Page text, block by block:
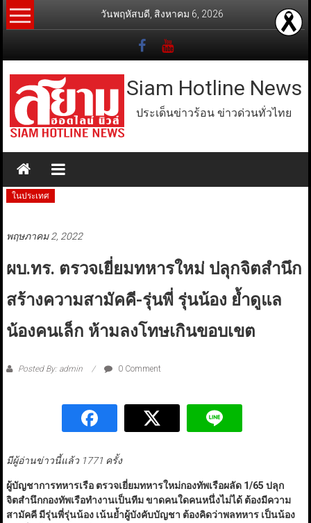
Skip
to
วันพฤหัสบดี, สิงหาคม 6, 2026
Siam Hotline News
ประเด็นข่าวร้อน ข่าวด่วนทั่วไทย
ในประเทศ
พฤษภาคม 2, 2022
ผบ.ทร. ตรวจเยี่ยมทหารใหม่ ปลุกจิตสำนึก
สร้างความสามัคคี-รุ่นพี่ รุ่นน้อง ย้ำดูแล
น้องคนเล็ก ห้ามลงโทษเกินขอบเขต
Posted By: admin 0 Comment
มีผู้อ่านข่าวนี้แล้ว 1771 ครั้ง
ผู้บัญชาการทหารเรือ ตรวจเยี่ยมทหารใหม่กองทัพเรือผลัด 1/65 ปลุก
จิตสำนึกกองทัพเรือทำงานเป็นทีม ขาดคนใดคนหนึ่งไม่ได้ ต้องมีความ
สามัคคี มีรุ่นพี่รุ่นน้อง เน้นย้ำผู้บังคับบัญชา ต้องคิดว่าพลทหาร เป็นน้อง